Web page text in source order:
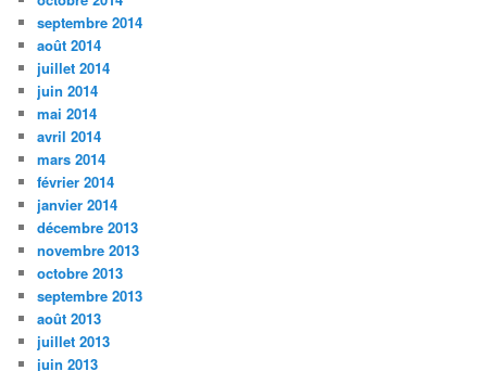
septembre 2014
août 2014
juillet 2014
juin 2014
mai 2014
avril 2014
mars 2014
février 2014
janvier 2014
décembre 2013
novembre 2013
octobre 2013
septembre 2013
août 2013
juillet 2013
juin 2013